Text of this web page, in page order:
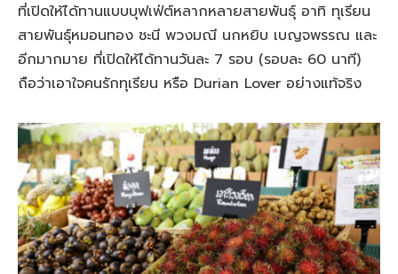
ที่เปิดให้ได้ทานแบบบุฟเฟ่ต์หลากหลายสายพันธุ์ อาทิ ทุเรียน
สายพันธุ์หมอนทอง ชะนี พวงมณี นกหยิบ เบญจพรรณ และ
อีกมากมาย ที่เปิดให้ได้ทานวันละ 7 รอบ (รอบละ 60 นาที)
ถือว่าเอาใจคนรักทุเรียน หรือ Durian Lover อย่างแท้จริง